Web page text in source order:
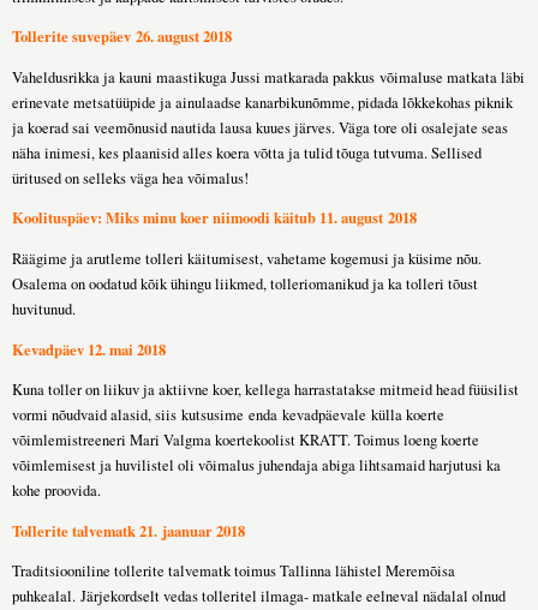
Tollerite suvepäev 26. august 2018
Vaheldusrikka ja kauni maastikuga Jussi matkarada pakkus võimaluse matkata läbi
erinevate metsatüüpide ja ainulaadse kanarbikunõmme, pidada lõkkekohas piknik
ja koerad sai veemõnusid nautida lausa kuues järves. Väga tore oli osalejate seas
näha inimesi, kes plaanisid alles koera võtta ja tulid tõuga tutvuma. Sellised
üritused on selleks väga hea võimalus!
Koolituspäev: Miks minu koer niimoodi käitub 11. august 2018
Räägime ja arutleme tolleri käitumisest, vahetame kogemusi ja küsime nõu.
Osalema on oodatud kõik ühingu liikmed, tolleriomanikud ja ka tolleri tõust
huvitunud.
Kevadpäev 12. mai 2018
Kuna toller on liikuv ja aktiivne koer, kellega harrastatakse mitmeid head füüsilist
vormi nõudvaid alasid, siis kutsusime enda kevadpäevale külla koerte
võimlemistreeneri Mari Valgma koertekoolist KRATT. Toimus loeng koerte
võimlemisest ja huvilistel oli võimalus juhendaja abiga lihtsamaid harjutusi ka
kohe proovida.
Tollerite talvematk 21. jaanuar 2018
Traditsiooniline tollerite talvematk toimus Tallinna lähistel Meremõisa
puhkealal. Järjekordselt vedas tolleritel ilmaga- matkale eelneval nädalal olnud